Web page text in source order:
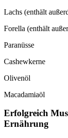
Lachs (enthält
Forella (enthält
Paranüsse
Cashewkerne
Olivenöl
Macadamiaöl
Erfolgreich
Ernährung